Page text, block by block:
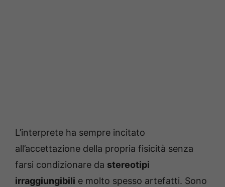
L’interprete ha sempre incitato
all’accettazione della propria fisicità senza
farsi condizionare da stereotipi
irraggiungibili e molto spesso artefatti. Sono